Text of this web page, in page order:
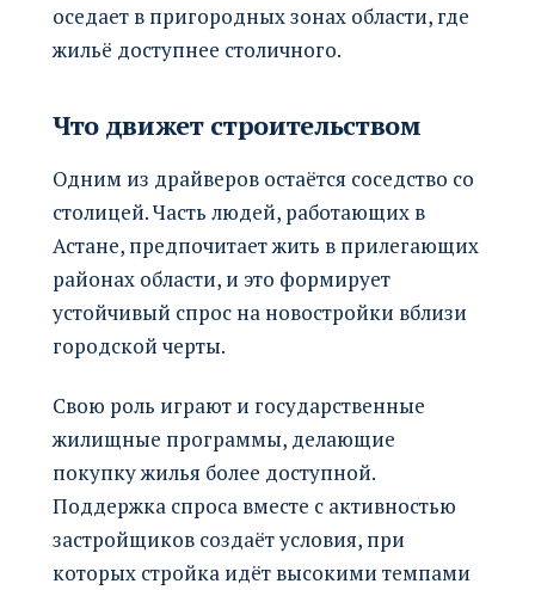
оседает в пригородных зонах области, где
жильё доступнее столичного.
Что движет строительством
Одним из драйверов остаётся соседство со
столицей. Часть людей, работающих в
Астане, предпочитает жить в прилегающих
районах области, и это формирует
устойчивый спрос на новостройки вблизи
городской черты.
Свою роль играют и государственные
жилищные программы, делающие
покупку жилья более доступной.
Поддержка спроса вместе с активностью
застройщиков создаёт условия, при
которых стройка идёт высокими темпами